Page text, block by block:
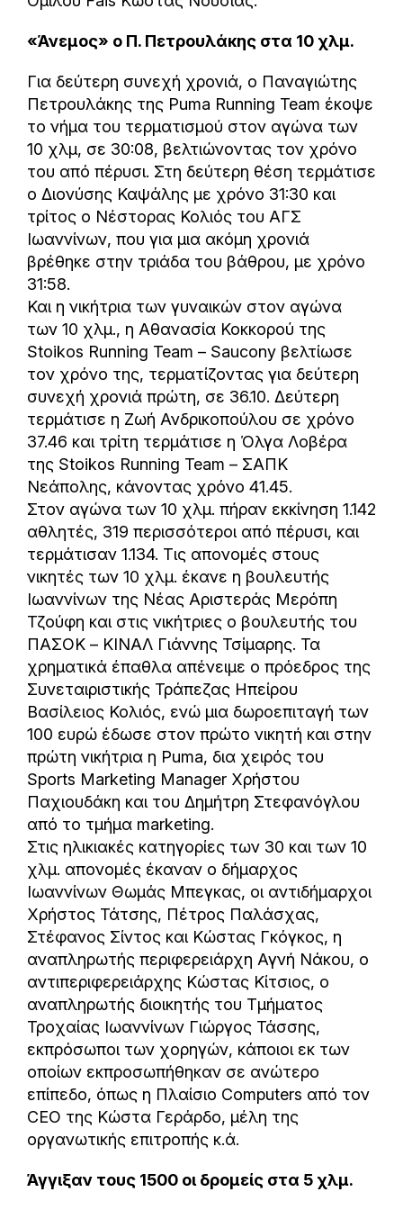
«Άνεμος» ο Π. Πετρουλάκης στα 10 χλμ.
Για δεύτερη συνεχή χρονιά, ο Παναγιώτης
Πετρουλάκης της Puma Running Team έκοψε
το νήμα του τερματισμού στον αγώνα των
10 χλμ, σε 30:08, βελτιώνοντας τον χρόνο
του από πέρυσι. Στη δεύτερη θέση τερμάτισε
ο Διονύσης Καψάλης με χρόνο 31:30 και
τρίτος ο Νέστορας Κολιός του ΑΓΣ
Ιωαννίνων, που για μια ακόμη χρονιά
βρέθηκε στην τριάδα του βάθρου, με χρόνο
31:58.
Και η νικήτρια των γυναικών στον αγώνα
των 10 χλμ., η Αθανασία Κοκκορού της
Stoikos Running Team – Saucony βελτίωσε
τον χρόνο της, τερματίζοντας για δεύτερη
συνεχή χρονιά πρώτη, σε 36.10. Δεύτερη
τερμάτισε η Ζωή Ανδρικοπούλου σε χρόνο
37.46 και τρίτη τερμάτισε η Όλγα Λοβέρα
της Stoikos Running Team – ΣΑΠΚ
Νεάπολης, κάνοντας χρόνο 41.45.
Στον αγώνα των 10 χλμ. πήραν εκκίνηση 1.142
αθλητές, 319 περισσότεροι από πέρυσι, και
τερμάτισαν 1.134. Τις απονομές στους
νικητές των 10 χλμ. έκανε η βουλευτής
Ιωαννίνων της Νέας Αριστεράς Μερόπη
Τζούφη και στις νικήτριες ο βουλευτής του
ΠΑΣΟΚ – ΚΙΝΑΛ Γιάννης Τσίμαρης. Τα
χρηματικά έπαθλα απένειμε ο πρόεδρος της
Συνεταιριστικής Τράπεζας Ηπείρου
Βασίλειος Κολιός, ενώ μια δωροεπιταγή των
100 ευρώ έδωσε στον πρώτο νικητή και στην
πρώτη νικήτρια η Puma, δια χειρός του
Sports Marketing Manager Χρήστου
Παχιουδάκη και του Δημήτρη Στεφανόγλου
από το τμήμα marketing.
Στις ηλικιακές κατηγορίες των 30 και των 10
χλμ. απονομές έκαναν ο δήμαρχος
Ιωαννίνων Θωμάς Μπεγκας, οι αντιδήμαρχοι
Χρήστος Τάτσης, Πέτρος Παλάσχας,
Στέφανος Σίντος και Κώστας Γκόγκος, η
αναπληρωτής περιφερειάρχη Αγνή Νάκου, ο
αντιπεριφερειάρχης Κώστας Κίτσιος, ο
αναπληρωτής διοικητής του Τμήματος
Τροχαίας Ιωαννίνων Γιώργος Τάσσης,
εκπρόσωποι των χορηγών, κάποιοι εκ των
οποίων εκπροσωπήθηκαν σε ανώτερο
επίπεδο, όπως η Πλαίσιο Computers από τον
CEO της Κώστα Γεράρδο, μέλη της
οργανωτικής επιτροπής κ.ά.
Άγγιξαν τους 1500 οι δρομείς στα 5 χλμ.